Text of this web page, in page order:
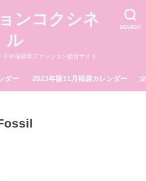
SEARCH
ンコクシネ
ル
や福袋等ファッション総合サイト
ダー 2023年版11月福袋カレンダー